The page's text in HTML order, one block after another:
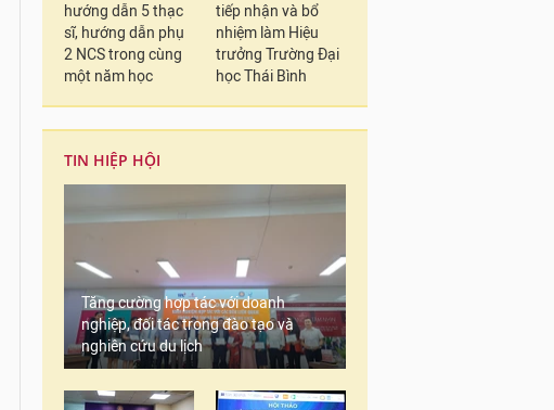
hướng dẫn 5 thạc
sĩ, hướng dẫn phụ
2 NCS trong cùng
một năm học
tiếp nhận và bổ
nhiệm làm Hiệu
trưởng Trường Đại
học Thái Bình
TIN HIỆP HỘI
Tăng cường hợp tác với doanh
nghiệp, đối tác trong đào tạo và
nghiên cứu du lịch